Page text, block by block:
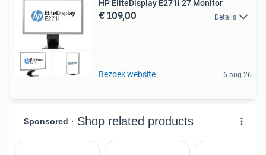
HP EliteDisplay E271i 27 Monitor
€ 109,00 Details
Bezoek website 6 aug 26